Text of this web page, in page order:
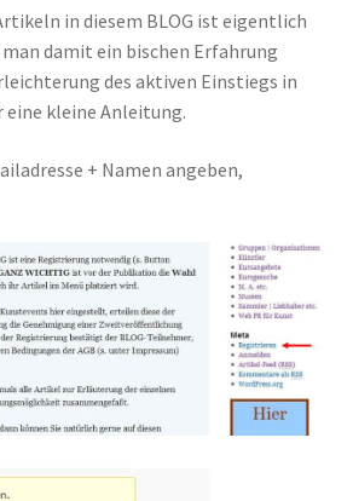
in diesem BLOG ist eigentlich
damit ein bischen Erfahrung
des aktiven Einstiegs in
eine kleine Anleitung.
+ Namen angeben,